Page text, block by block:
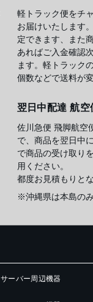
軽トラック便をチ
お届けいたします
定できます、また
あればご入金確認
ます。軽トラック
個数などで送料が
翌日中配達 航
佐川急便 飛脚航空
で、商品を翌日中
で商品の受け取り
用ください。
都度お見積もりと
※沖縄県は本島の
サーバー周辺機器